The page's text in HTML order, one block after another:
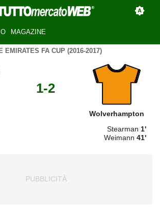
MAGAZINE
EMIRATES FA CUP (2016-2017)
1-2
Wolverhampton
Stearman 1'
Weimann 41'